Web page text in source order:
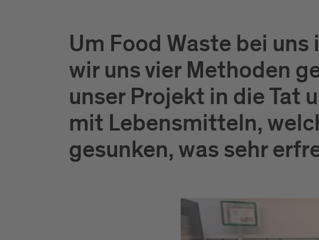
Um Food Waste bei
wir uns vier Methoden
unser Projekt in die Tat
mit Lebensmitteln,
gesunken, was sehr